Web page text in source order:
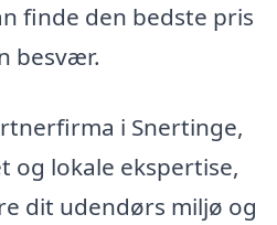
finde den bedste pris
besvær.
i Snertinge,
og lokale ekspertise,
dit udendørs miljø og